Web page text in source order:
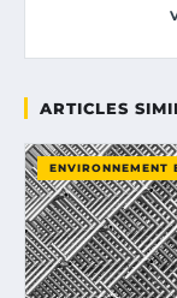
ARTICLES
ENVIRONNEMENT